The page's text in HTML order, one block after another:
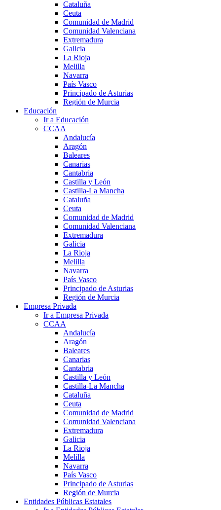
Cataluña
Ceuta
Comunidad de Madrid
Comunidad Valenciana
Extremadura
Galicia
La Rioja
Melilla
Navarra
País Vasco
Principado de Asturias
Región de Murcia
Educación
Ir a Educación
CCAA
Andalucía
Aragón
Baleares
Canarias
Cantabria
Castilla y León
Castilla-La Mancha
Cataluña
Ceuta
Comunidad de Madrid
Comunidad Valenciana
Extremadura
Galicia
La Rioja
Melilla
Navarra
País Vasco
Principado de Asturias
Región de Murcia
Empresa Privada
Ir a Empresa Privada
CCAA
Andalucía
Aragón
Baleares
Canarias
Cantabria
Castilla y León
Castilla-La Mancha
Cataluña
Ceuta
Comunidad de Madrid
Comunidad Valenciana
Extremadura
Galicia
La Rioja
Melilla
Navarra
País Vasco
Principado de Asturias
Región de Murcia
Entidades Públicas Estatales